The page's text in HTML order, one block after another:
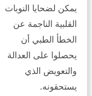
يمكن لضحايا النوبات
القلبية الناجمة عن
الخطأ الطبي أن
يحصلوا على العدالة
والتعويض الذي
يستحقونه.